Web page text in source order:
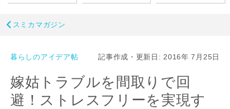
スミカマガジン
暮らしのアイデア帖 記事作成・更新日: 2016年 7月25日
嫁姑トラブルを間取りで回
避！ストレスフリーを実現す